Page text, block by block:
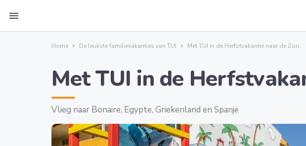
menu
Home De leukste familievakanties van TUI Met TUI in de Herfstvakantie naar de Zon
Met TUI in de
Vlieg naar Bonaire, Egypte, Griekenland en Spanje